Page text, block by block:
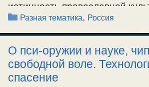
истинность православной
наоборот, старается их
внешние в том числе
Сколько ни ездил по России ни
православия, за исключением
единиц. И где ты интересно
Рубрики
Разная тематика, Россия
О пси-оружии и науке,
свободной воле.
спасение